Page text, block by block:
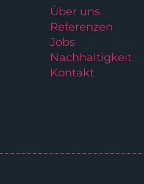
Über uns
Referenzen
Jobs
Nachhaltigkeit
Kontakt